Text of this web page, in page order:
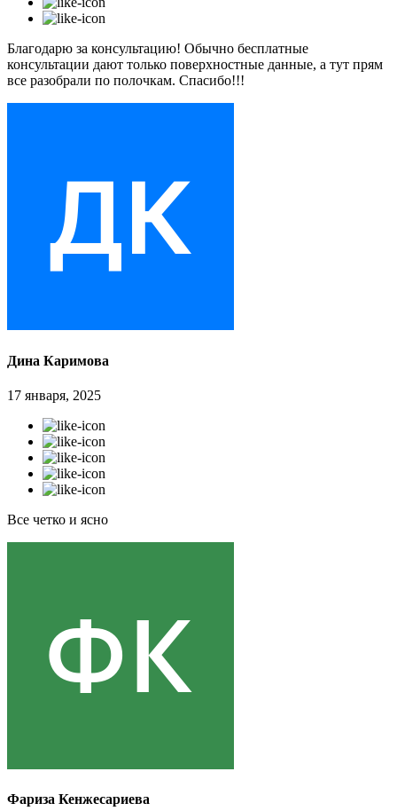
Благодарю за консультацию! Обычно бесплатные
консультации дают только поверхностные данные, а тут прям
все разобрали по полочкам. Спасибо!!!
Дина Каримова
17 января, 2025
Все четко и ясно
Фариза Кенжесариева